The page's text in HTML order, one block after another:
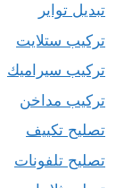
تبديل تواير
تركيب ستلايت
تركيب سيراميك
تركيب مداخن
تصليح تكييف
تصليح تلفونات